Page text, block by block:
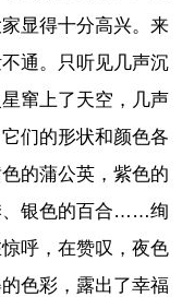
显得十分高兴。来
通。只听见几声沉
窜上了天空，几声
们的形状和颜色各
的蒲公英，紫色的
、银色的百合……绚
呼，在赞叹，夜色
色彩，露出了幸福